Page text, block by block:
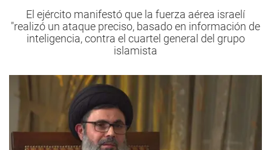
El ejército manifestó que la fuerza aérea israelí
"realizó un ataque preciso, basado en información de
inteligencia, contra el cuartel general del grupo
islamista